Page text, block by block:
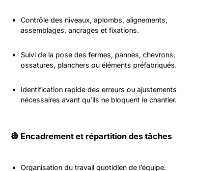
Contrôle des niveaux, aplombs, alignements,
assemblages, ancrages et fixations.
Suivi de la pose des fermes, pannes, chevrons,
ossatures, planchers ou éléments préfabriqués.
Identification rapide des erreurs ou ajustements
nécessaires avant qu’ils ne bloquent le chantier.
👷 Encadrement et répartition des tâches
Organisation du travail quotidien de l’équipe.